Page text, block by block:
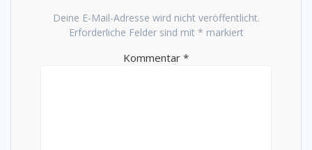
Deine E-Mail-Adresse wird nicht veröffentlicht.
Erforderliche Felder sind mit * markiert
Kommentar *